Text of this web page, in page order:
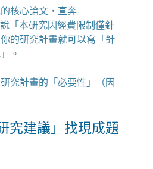
核心論文，直奔
「本研究因經費限制僅針
的研究計畫就可以寫「針
。
究計畫的「必要性」（因
究建議」找現成題